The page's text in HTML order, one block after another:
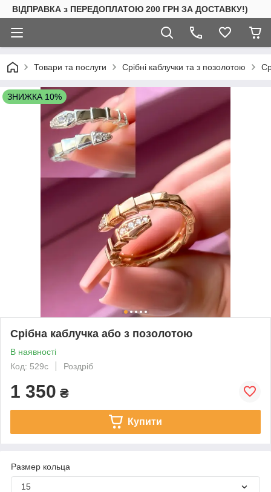
ВІДПРАВКА з ПЕРЕДОПЛАТОЮ 200 ГРН ЗА ДОСТАВКУ!)
Товари та послуги Срібні каблучки та з позолотою
ЗНИЖКА 10%
Срібна каблучка або з позолотою
В наявності
Код: 529с
Роздріб
1 350 ₴
Купити
Размер кольца
15